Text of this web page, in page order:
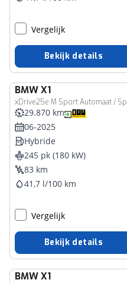
Vergelijk
Bekijk details
BMWX1
29.870 km
06-2025
Hybride
245 pk (180 kW)
83 km
41,7 l/100 km
Vergelijk
Bekijk details
BMWX1